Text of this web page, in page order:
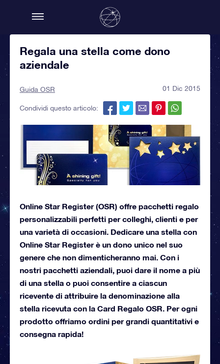
Regala una stella come dono
aziendale
Guida OSR 01 Dic 2015
Condividi questo articolo:
Online Star Register (OSR) offre pacchetti regalo
personalizzabili perfetti per colleghi, clienti e per
una varietà di occasioni. Dedicare una stella con
Online Star Register è un dono unico nel suo
genere che non dimenticheranno mai. Con i
nostri pacchetti aziendali, puoi dare il nome a più
di una stella o puoi consentire a ciascun
ricevente di attribuire la denominazione alla
stella ricevuta con la Card Regalo OSR. Per ogni
prodotto offriamo ordini per grandi quantitativi e
consegna rapida!